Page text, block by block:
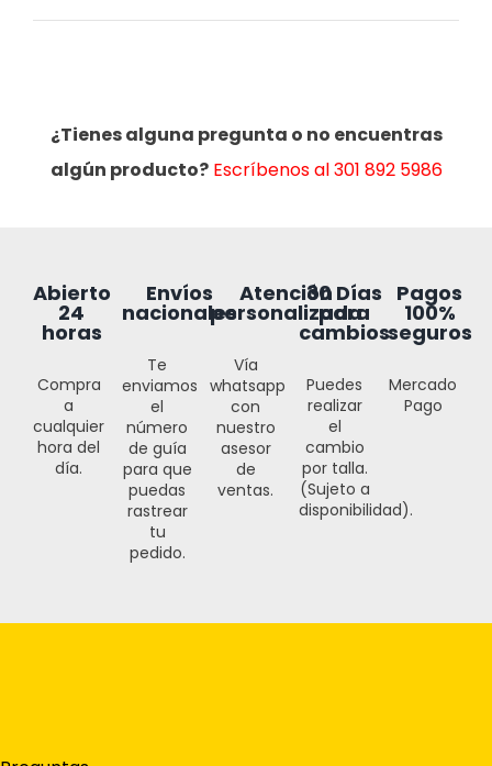
¿Tienes alguna pregunta o no encuentras
algún producto? Escríbenos al 301 892 5986
Abierto
24
horas
Compra
a
cualquier
hora del
día.
Envíos
nacionales
Te
enviamos
el
número
de guía
para que
puedas
rastrear
tu
pedido.
Atención
personalizada
Vía
whatsapp
con
nuestro
asesor
de
ventas.
30 Días
para
cambios
Puedes
realizar
el
cambio
por talla.
(Sujeto a
disponibilidad).
Pagos
100%
seguros
Mercado
Pago